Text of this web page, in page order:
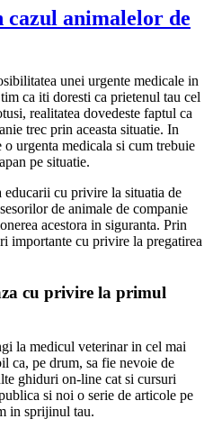
cazul animalelor de
unei urgente medicale in
ca iti doresti ca prietenul tau cel
realitatea dovedeste faptul ca
trec prin aceasta situatie. In
urgenta medicala si cum trebuie
pe situatie.
cu privire la situatia de
de animale de companie
acestora in siguranta. Prin
importante cu privire la pregatirea
cu privire la primul
la medicul veterinar in cel mai
ca, pe drum, sa fie nevoie de
ghiduri on-line cat si cursuri
si noi o serie de articole pe
in sprijinul tau.